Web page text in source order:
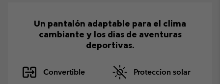
Un pantalón adaptable para el clima
cambiante y los días de aventuras
deportivas.
Convertible Proteccion solar